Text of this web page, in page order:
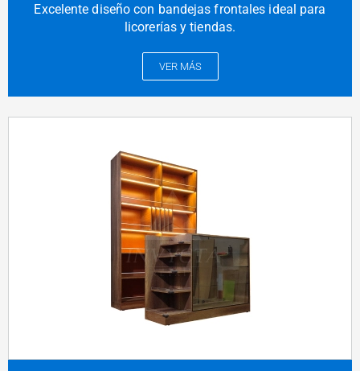
Excelente diseño con bandejas frontales ideal para
licorerías y tiendas.
VER MÁS